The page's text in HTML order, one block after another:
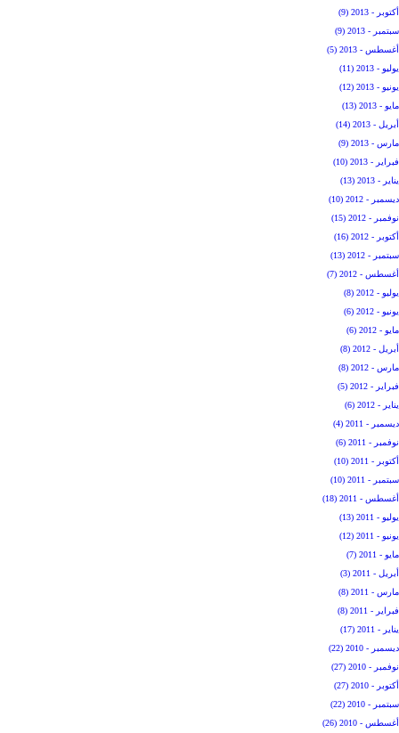
أكتوبر - 2013 (9)
سبتمبر - 2013 (9)
أغسطس - 2013 (5)
يوليو - 2013 (11)
يونيو - 2013 (12)
مايو - 2013 (13)
أبريل - 2013 (14)
مارس - 2013 (9)
فبراير - 2013 (10)
يناير - 2013 (13)
ديسمبر - 2012 (10)
نوفمبر - 2012 (15)
أكتوبر - 2012 (16)
سبتمبر - 2012 (13)
أغسطس - 2012 (7)
يوليو - 2012 (8)
يونيو - 2012 (6)
مايو - 2012 (6)
أبريل - 2012 (8)
مارس - 2012 (8)
فبراير - 2012 (5)
يناير - 2012 (6)
ديسمبر - 2011 (4)
نوفمبر - 2011 (6)
أكتوبر - 2011 (10)
سبتمبر - 2011 (10)
أغسطس - 2011 (18)
يوليو - 2011 (13)
يونيو - 2011 (12)
مايو - 2011 (7)
أبريل - 2011 (3)
مارس - 2011 (8)
فبراير - 2011 (8)
يناير - 2011 (17)
ديسمبر - 2010 (22)
نوفمبر - 2010 (27)
أكتوبر - 2010 (27)
سبتمبر - 2010 (22)
أغسطس - 2010 (26)